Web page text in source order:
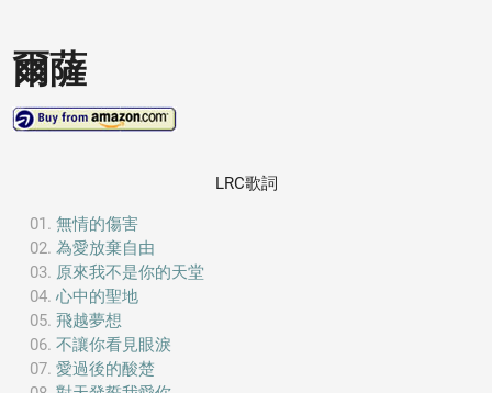
爾薩
LRC歌詞
無情的傷害
為愛放棄自由
原來我不是你的天堂
心中的聖地
飛越夢想
不讓你看見眼淚
愛過後的酸楚